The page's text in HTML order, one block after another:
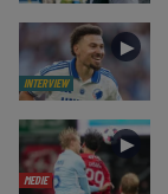
INTERVIEW
►
MEDIE
►